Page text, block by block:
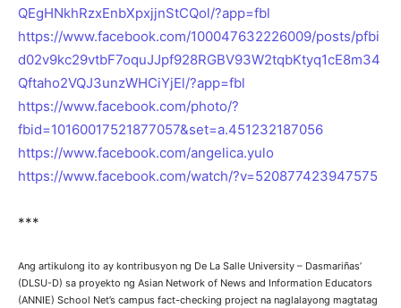
QEgHNkhRzxEnbXpxjjnStCQol/?app=fbl
https://www.facebook.com/100047632226009/posts/pfbi
d02v9kc29vtbF7oquJJpf928RGBV93W2tqbKtyq1cE8m34
Qftaho2VQJ3unzWHCiYjEl/?app=fbl
https://www.facebook.com/photo/?
fbid=10160017521877057&set=a.451232187056
https://www.facebook.com/angelica.yulo
https://www.facebook.com/watch/?v=520877423947575
***
Ang artikulong ito ay kontribusyon ng De La Salle University – Dasmariñas’
(DLSU-D) sa proyekto ng Asian Network of News and Information Educators
(ANNIE) School Net’s campus fact-checking project na naglalayong magtatag